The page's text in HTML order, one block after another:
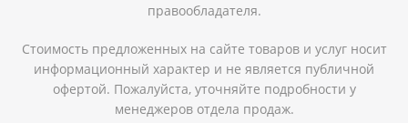
правообладателя.
Стоимость предложенных на сайте товаров и услуг носит
информационный характер и не является публичной
офертой. Пожалуйста, уточняйте подробности у
менеджеров отдела продаж.